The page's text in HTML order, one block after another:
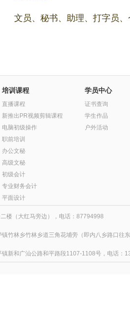
文员、秘书、助理、打字员
培训课程
直播课程
新推出PR视频剪辑课程
电脑初级操作
职前培训
办公文秘
高级文秘
初级会计
专业财务会计
平面设计
学员中心
证书查询
学生作品
户外活动
楼（大红马旁边），电话：87794998
竹林乡竹林乡道三角花埔旁（即内八乡路口往
镇新和广汕公路和平路段1107-1108号，电话